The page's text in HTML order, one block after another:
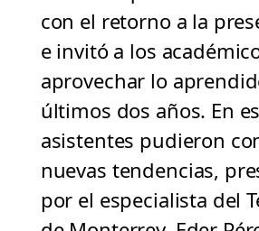
con el retorno a la
e invitó a los
aprovechar lo
últimos dos años. En
asistentes pudieron
nuevas tendencias,
por el especialista del